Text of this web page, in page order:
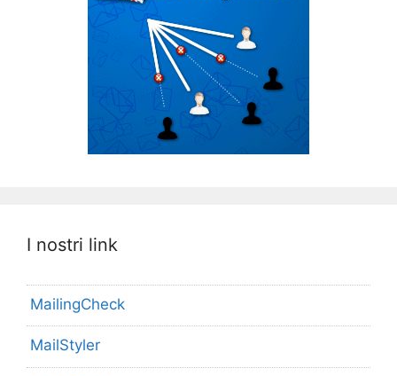
I nostri link
MailingCheck
MailStyler